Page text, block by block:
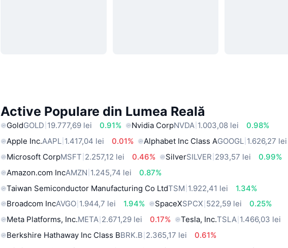
Active Populare din Lumea Reală
GoldGOLD 19.777,69 lei 0.91% Nvidia CorpNVDA 1.003,08 lei
0.98%
Apple Inc.AAPL 1.417,04 lei 0.01% Alphabet Inc Class AGOOGL 1.626,27 lei
Microsoft CorpMSFT 2.257,12 lei 0.46% SilverSILVER 293,57 lei
0.99%
Amazon.com IncAMZN 1.245,74 lei
0.87%
Taiwan Semiconductor Manufacturing Co LtdTSM 1.922,41 lei
1.34%
Broadcom IncAVGO 1.944,7 lei 1.94% SpaceXSPCX 522,59 lei
0.25%
Meta Platforms, Inc.META 2.671,29 lei 0.17% Tesla, Inc.TSLA 1.466,03 lei
Berkshire Hathaway Inc Class BBRK.B 2.365,17 lei
0.61%